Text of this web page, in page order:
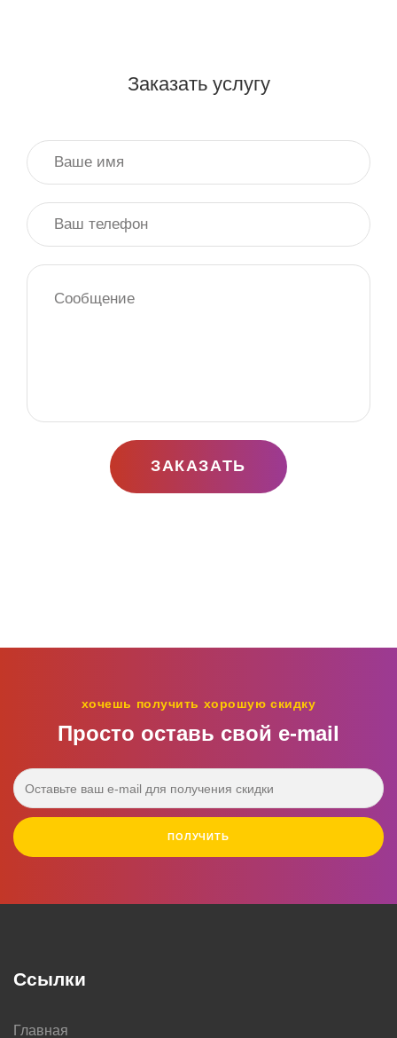
Сделать заказ на домашнюю выпечку в Дзержинске
занимаемсявыпечкойпирожных, сдобных пирогов,
с радостью поможет Вам определиться, расскажет обо
Заказать услугу
ЗАКАЗАТЬ
хочешь получить хорошую скидку
Просто оставь свой e‑mail
ПОЛУЧИТЬ
Ссылки
Главная